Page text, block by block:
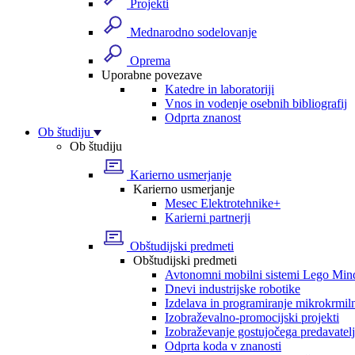
Projekti
Mednarodno sodelovanje
Oprema
Uporabne povezave
Katedre in laboratoriji
Vnos in vodenje osebnih bibliografij
Odprta znanost
Ob študiju
Ob študiju
Karierno usmerjanje
Karierno usmerjanje
Mesec Elektrotehnike+
Karierni partnerji
Obštudijski predmeti
Obštudijski predmeti
Avtonomni mobilni sistemi Lego
Dnevi industrijske robotike
Izdelava in programiranje
Izobraževalno-promocijski projekti
Izobraževanje gostujočega
Odprta koda v znanosti